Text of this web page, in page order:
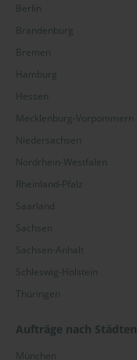
Berlin
Brandenburg
Bremen
Hamburg
Hessen
Mecklenburg-Vorpommern
Niedersachsen
Nordrhein-Westfalen
Rheinland-Pfalz
Saarland
Sachsen
Sachsen-Anhalt
Schleswig-Holstein
Thüringen
Aufträge nach Städten
München